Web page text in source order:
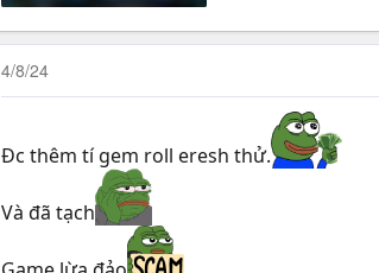
184.3 KB · Đọc: 69
4/8/24
Đc thêm tí gem roll eresh thử.
Và đã tạch